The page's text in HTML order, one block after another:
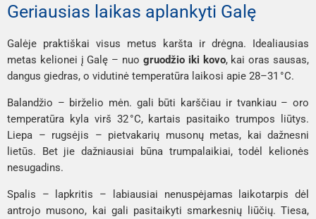
Geriausias laikas aplankyti Galę
Galėje praktiškai visus metus karšta ir drėgna. Idealiausias
metas kelionei į Galę – nuo gruodžio iki kovo, kai oras sausas,
dangus giedras, o vidutinė temperatūra laikosi apie 28–31 °C.
Balandžio – birželio mėn. gali būti karščiau ir tvankiau – oro
temperatūra kyla virš 32 °C, kartais pasitaiko trumpos liūtys.
Liepa – rugsėjis – pietvakarių musonų metas, kai dažnesni
lietūs. Bet jie dažniausiai būna trumpalaikiai, todėl kelionės
nesugadins.
Spalis – lapkritis – labiausiai nenuspėjamas laikotarpis dėl
antrojo musono, kai gali pasitaikyti smarkesnių liūčių. Tiesa,